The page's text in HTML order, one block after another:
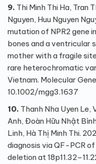
9. Thi Minh Thi Ha, Tran
Nguyen, Huu Nguyen
mutation of NPR2 gene
bones and a ventricular
mother with a fragile
rare heterochromatic
Vietnam. Molecular
10.1002/mgg3.1637
10. Thanh Nha Uyen Le,
Anh, Đoàn Hữu Nhật
Linh, Hà Thị Minh Thi.
diagnosis via QF-PCR
deletion at